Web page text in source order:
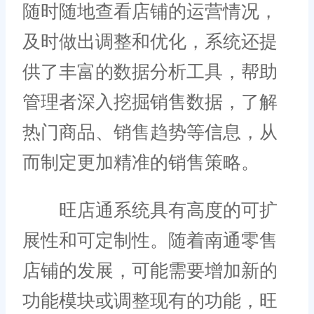
随时随地查看店铺的运营情况，
及时做出调整和优化，系统还提
供了丰富的数据分析工具，帮助
管理者深入挖掘销售数据，了解
热门商品、销售趋势等信息，从
而制定更加精准的销售策略。
旺店通系统具有高度的可扩
展性和可定制性。随着南通零售
店铺的发展，可能需要增加新的
功能模块或调整现有的功能，旺